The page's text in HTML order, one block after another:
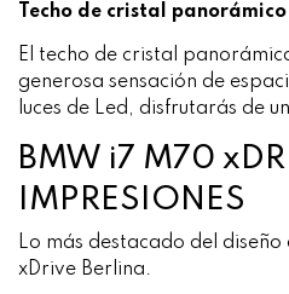
Techo de cristal
El techo de cristal
generosa sensación de
luces de Led, disfrutarás de
BMW i7 M70
IMPRESIONES
Lo más destacado del
xDrive Berlina.